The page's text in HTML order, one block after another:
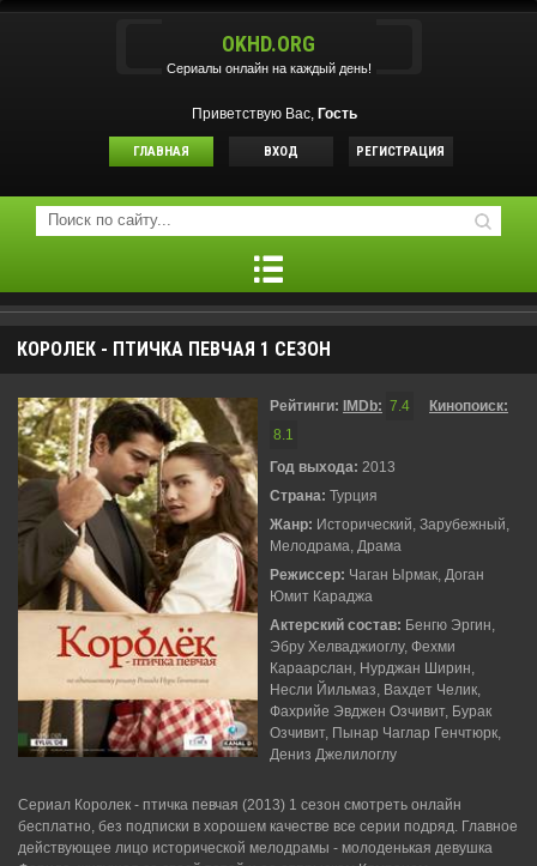
OKHD.ORG
Сериалы онлайн на каждый день!
Приветствую Вас, Гость
ГЛАВНАЯ ВХОД РЕГИСТРАЦИЯ
КОРОЛЕК - ПТИЧКА ПЕВЧАЯ 1 СЕЗОН
Рейтинги: IMDb: 7.4
Кинопоиск:
8.1
Год выхода: 2013
Страна: Турция
Жанр: Исторический, Зарубежный,
Мелодрама, Драма
Режиссер: Чаган Ырмак, Доган
Юмит Караджа
Актерский состав: Бенгю Эргин,
Эбру Хелваджиоглу, Фехми
Караарслан, Нурджан Ширин,
Несли Йильмаз, Вахдет Челик,
Фахрийе Эвджен Озчивит, Бурак
Озчивит, Пынар Чаглар Генчтюрк,
Дениз Джелилоглу
Сериал Королек - птичка певчая (2013) 1 сезон смотреть онлайн
бесплатно, без подписки в хорошем качестве все серии подряд. Главное
действующее лицо исторической мелодрамы - молоденькая девушка